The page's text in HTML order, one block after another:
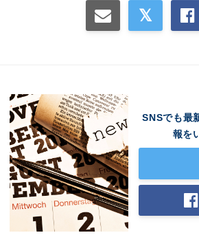
SNSでも最
報を